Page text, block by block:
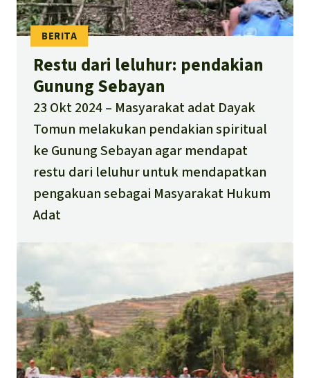
Restu dari leluhur: pendakian
Gunung Sebayan
23 Okt 2024
Masyarakat adat Dayak
Tomun melakukan pendakian spiritual
ke Gunung Sebayan agar mendapat
restu dari leluhur untuk mendapatkan
pengakuan sebagai Masyarakat Hukum
Adat